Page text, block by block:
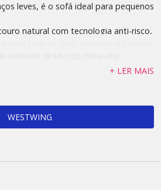
leves, é o sofá ideal para pequenos
natural com tecnologia anti-risco,
+ LER MAIS
WESTWING